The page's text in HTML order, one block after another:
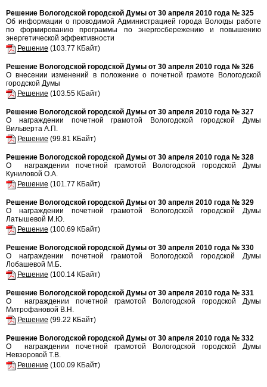
Решение Вологодской городской Думы от 30 апреля 2010 года № 325
Об информации о проводимой Администрацией города Вологды работе
по формированию программы по энергосбережению и повышению
энергетической эффективности
Решение (103.77 КБайт)
Решение Вологодской городской Думы от 30 апреля 2010 года № 326
О внесении изменений в положение о почетной грамоте Вологодской
городской Думы
Решение (103.55 КБайт)
Решение Вологодской городской Думы от 30 апреля 2010 года № 327
О награждении почетной грамотой Вологодской городской Думы
Вильверта А.П.
Решение (99.81 КБайт)
Решение Вологодской городской Думы от 30 апреля 2010 года № 328
О награждении почетной грамотой Вологодской городской Думы
Куниловой О.А.
Решение (101.77 КБайт)
Решение Вологодской городской Думы от 30 апреля 2010 года № 329
О награждении почетной грамотой Вологодской городской Думы
Латышевой М.Ю.
Решение (100.69 КБайт)
Решение Вологодской городской Думы от 30 апреля 2010 года № 330
О награждении почетной грамотой Вологодской городской Думы
Лобашевой М.Б.
Решение (100.14 КБайт)
Решение Вологодской городской Думы от 30 апреля 2010 года № 331
О награждении почетной грамотой Вологодской городской Думы
Митрофановой В.Н.
Решение (99.22 КБайт)
Решение Вологодской городской Думы от 30 апреля 2010 года № 332
О награждении почетной грамотой Вологодской городской Думы
Невзоровой Т.В.
Решение (100.09 КБайт)